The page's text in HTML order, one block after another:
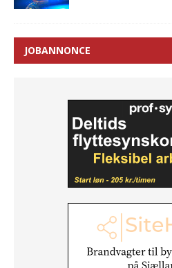
JOBANNONCE